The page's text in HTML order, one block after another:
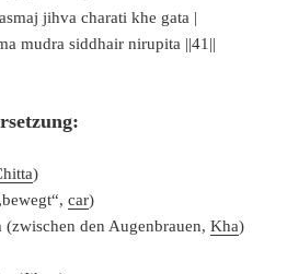
jihva charati khe gata |
mudra siddhair nirupita ||41||
)
car)
(zwischen den Augenbrauen,Kha)